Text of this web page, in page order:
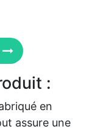
:
en
assure une